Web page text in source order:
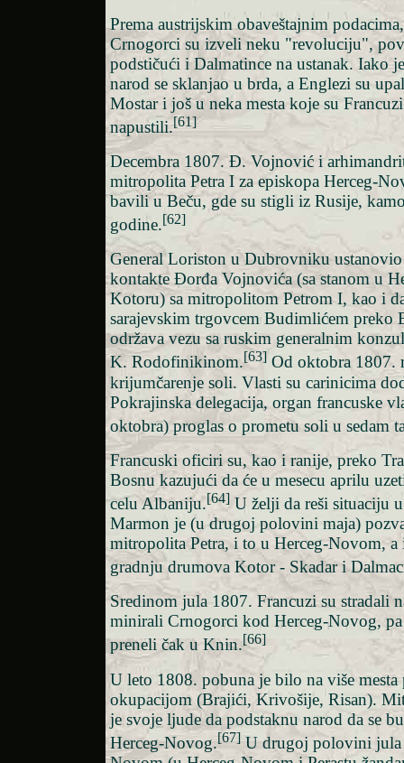
Prema austrijskim obaveštajnim
Crnogorci su izveli neku "revoluciju",
podstičući i Dalmatince na ustanak. Iako
narod se sklanjao u brda, a Englezi su
Mostar i još u neka mesta koje su
napustili.[61]
Decembra 1807. Đ. Vojnović i
mitropolita Petra I za episkopa Herceg-
bavili u Beču, gde su stigli iz Rusije,
godine.[62]
General Loriston u Dubrovniku
kontakte Đorđa Vojnovića (sa stanom u
Kotoru) sa mitropolitom Petrom I, kao i
sarajevskim trgovcem Budimlićem preko
održava vezu sa ruskim generalnim
K. Rodofinikinom.[63] Od oktobra 1807.
krijumčarenje soli. Vlasti su carinicima
Pokrajinska delegacija, organ francuske
oktobra) proglas o prometu soli u sedam
Francuski oficiri su, kao i ranije, preko
Bosnu kazujući da će u mesecu aprilu
celu Albaniju.[64] U želji da reši situaciju
Marmon je (u drugoj polovini maja)
mitropolita Petra, i to u Herceg-Novom, a
gradnju drumova Kotor - Skadar i
Sredinom jula 1807. Francuzi su stradali
minirali Crnogorci kod Herceg-Novog,
preneli čak u Knin.[66]
U leto 1808. pobuna je bilo na više
okupacijom (Brajići, Krivošije, Risan).
je svoje ljude da podstaknu narod da se
Herceg-Novog.[67] U drugoj polovini jula